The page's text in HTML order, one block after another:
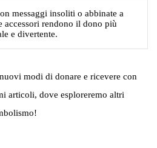
messaggi insoliti o abbinate a
accessori rendono il dono più
e divertente.
modi di donare e ricevere con
articoli, dove esploreremo altri